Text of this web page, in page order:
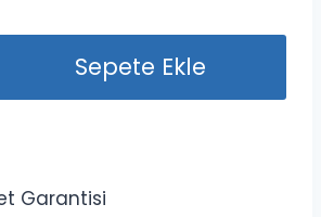
Sepete Ekle
Garantisi